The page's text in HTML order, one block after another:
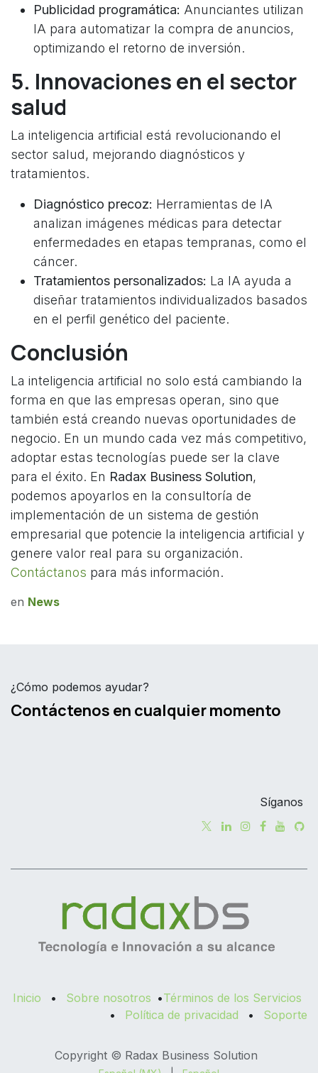
Publicidad programática: Anunciantes utilizan
IA para automatizar la compra de anuncios,
optimizando el retorno de inversión.
5. Innovaciones en el sector
salud
La inteligencia artificial está revolucionando el
sector salud, mejorando diagnósticos y
tratamientos.
Diagnóstico precoz: Herramientas de IA
analizan imágenes médicas para detectar
enfermedades en etapas tempranas, como el
cáncer.
Tratamientos personalizados: La IA ayuda a
diseñar tratamientos individualizados basados
en el perfil genético del paciente.
Conclusión
La inteligencia artificial no solo está cambiando la
forma en que las empresas operan, sino que
también está creando nuevas oportunidades de
negocio. En un mundo cada vez más competitivo,
adoptar estas tecnologías puede ser la clave
para el éxito. En Radax Business Solution,
podemos apoyarlos en la consultoría de
implementación de un sistema de gestión
empresarial que potencie la inteligencia artificial y
genere valor real para su organización.
Contáctanos para más información.
en News
¿Cómo podemos ayudar?
Contáctenos en cualquier momento
Síganos
Inicio • Sobre nosotros •Términos de los Servicios
•
Política de privacidad • Soporte
Copyright © Radax Business Solution